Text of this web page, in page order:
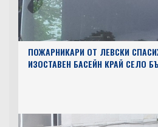
ПОЖАРНИКАРИ ОТ ЛЕВСКИ
ИЗОСТАВЕН БАСЕЙН КРАЙ СЕЛО